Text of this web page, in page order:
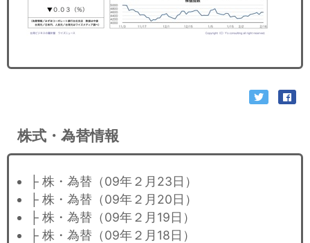
株式・為替情報
├ 株・為替（09年２月23日）
├ 株・為替（09年２月20日）
├ 株・為替（09年２月19日）
├ 株・為替（09年２月18日）